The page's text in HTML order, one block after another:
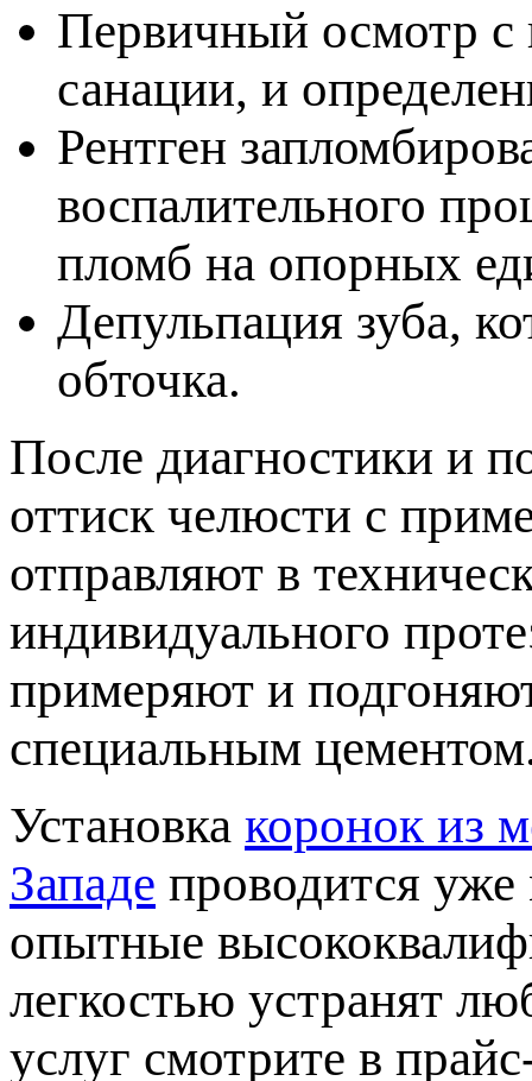
Первичный осмотр с
санации, и
Рентген
оспалительного
ломб на опорных
Депульпация зуба,
обточка.
После диагностики и
оттиск челюсти с
отправляют в
индивидуального
римеряют и
специальным
Установка коронок из
Западе роводится уже
опытные
легкостью устранят
услуг смотрите в